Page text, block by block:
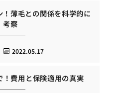
薄毛との関係を科学的に
考察
2022.05.17
！費用と保険適用の真実